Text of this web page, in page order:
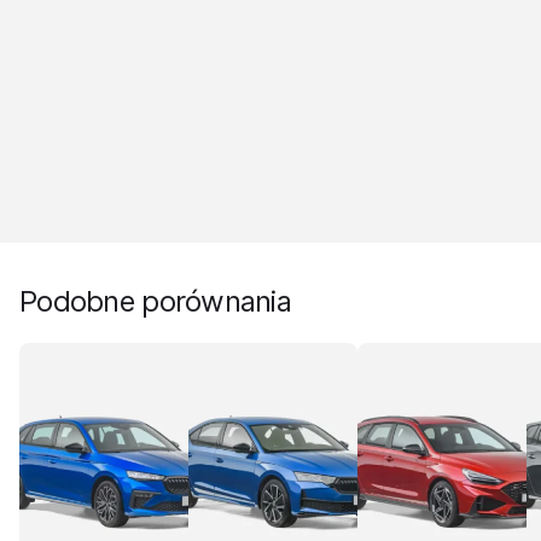
Podobne porównania